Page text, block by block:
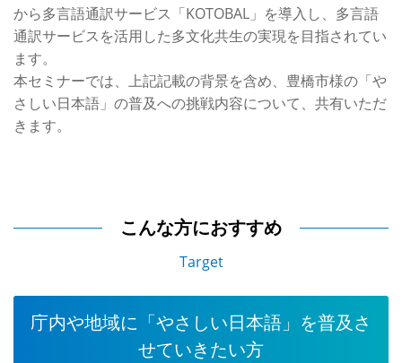
から多言語通訳サービス「KOTOBAL」を導入し、多言語
通訳サービスを活用した多文化共生の実現を目指されてい
ます。
本セミナーでは、上記記載の背景を含め、豊橋市様の「や
さしい日本語」の普及への挑戦内容について、共有いただ
きます。
こんな方におすすめ
Target
庁内や地域に「やさしい日本語」を普及さ
せていきたい方